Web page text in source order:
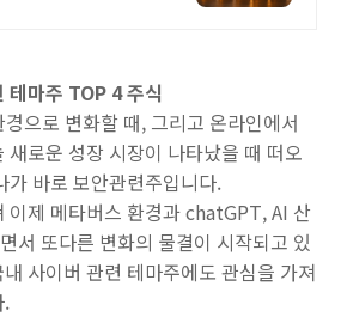
테마주 TOP 4 주식
으로 변화할 때, 그리고 온라인에서
새로운 성장 시장이 나타났을 때 떠오
가 바로 보안관련주입니다.
이제 메타버스 환경과 chatGPT, AI 산
서 또다른 변화의 물결이 시작되고 있
사이버 관련 테마주에도 관심을 가져
.